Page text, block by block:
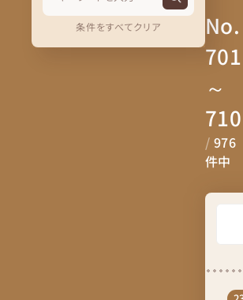
条件をすべてクリア
No.
701
～
710
/ 976
件中